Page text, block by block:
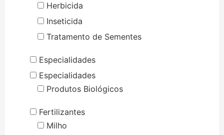
Herbicida
Inseticida
Tratamento de Sementes
Especialidades
Especialidades
Produtos Biológicos
Fertilizantes
Milho